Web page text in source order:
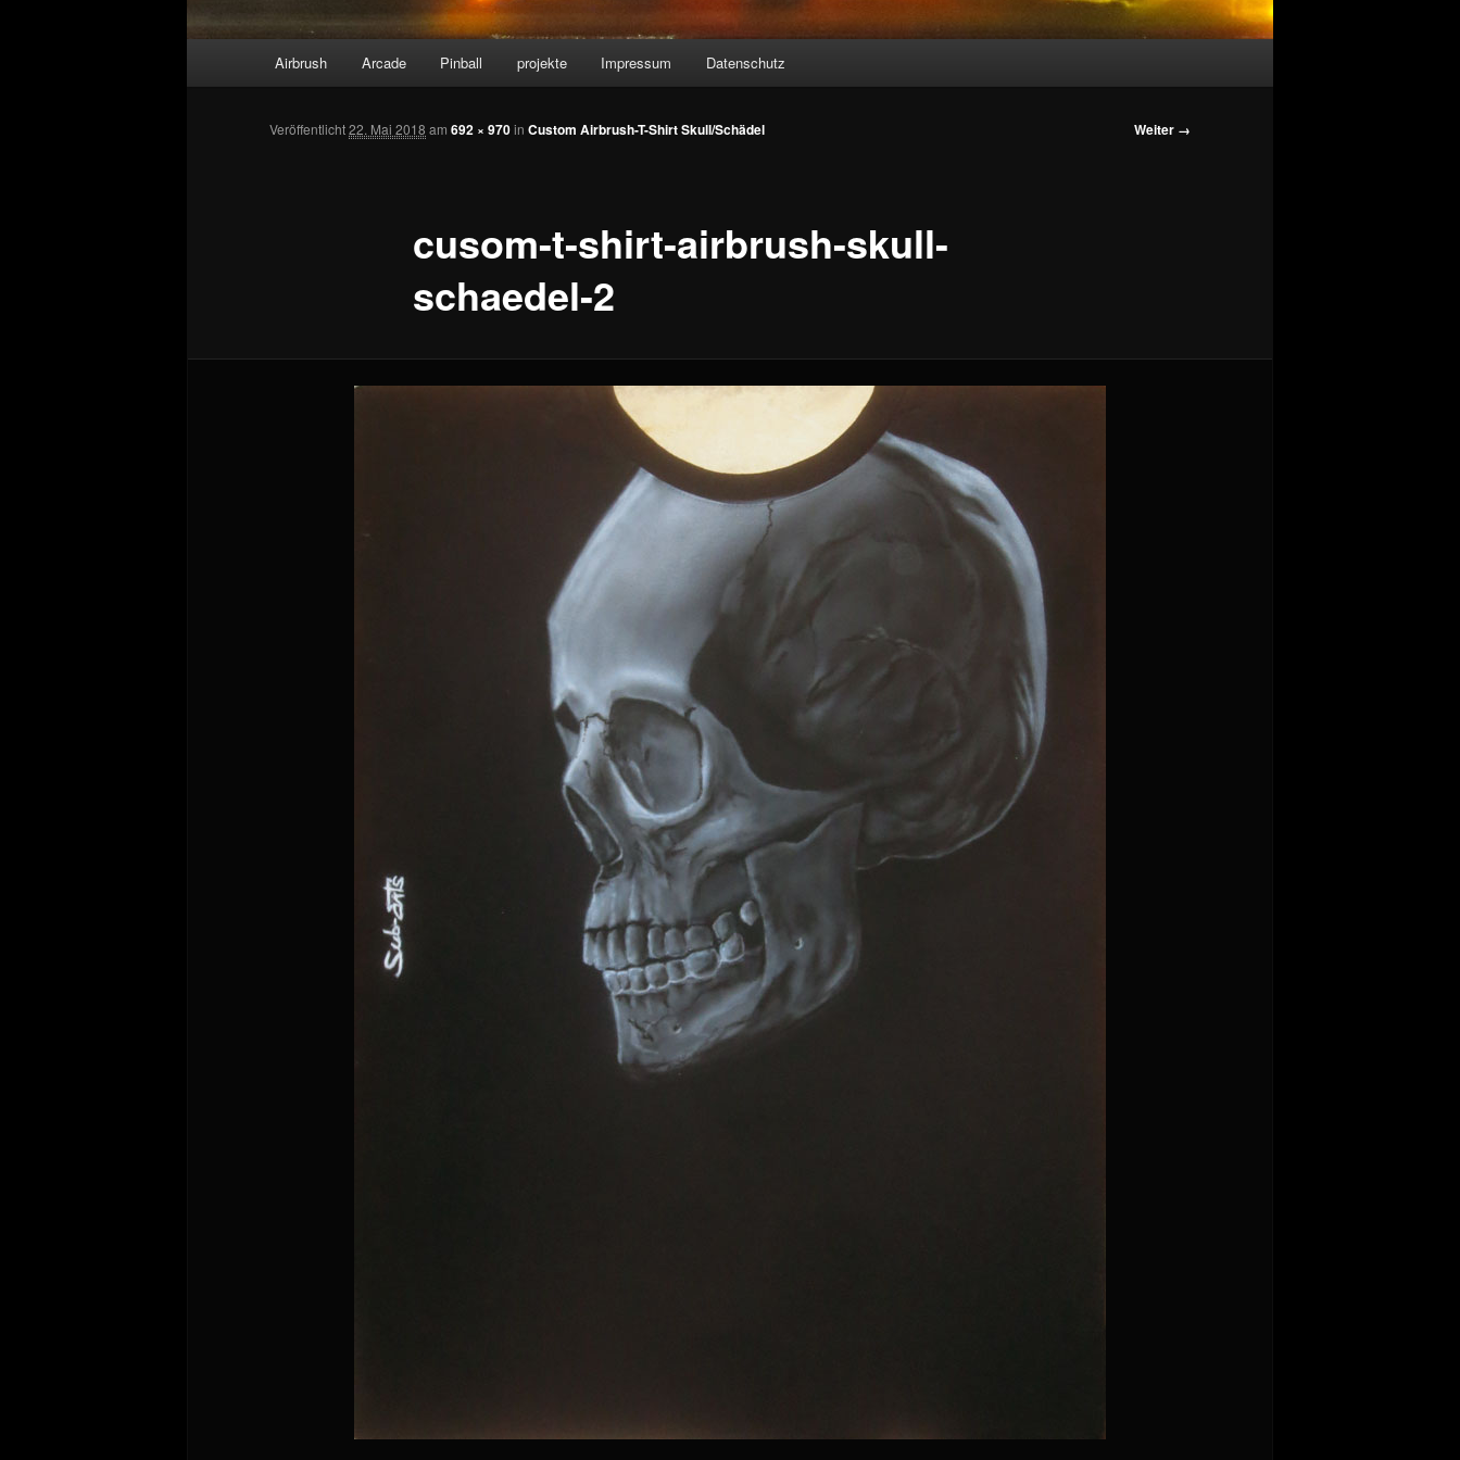
Airbrush Arcade Pinball projekte Impressum Datenschutz
Bilder-
Weiter →
cusom-t-shirt-airbrush-skull-
schaedel-2
Veröffentlicht22. Mai 2018 am 692 × 970in Custom Airbrush-T-Shirt Skull/Schädel